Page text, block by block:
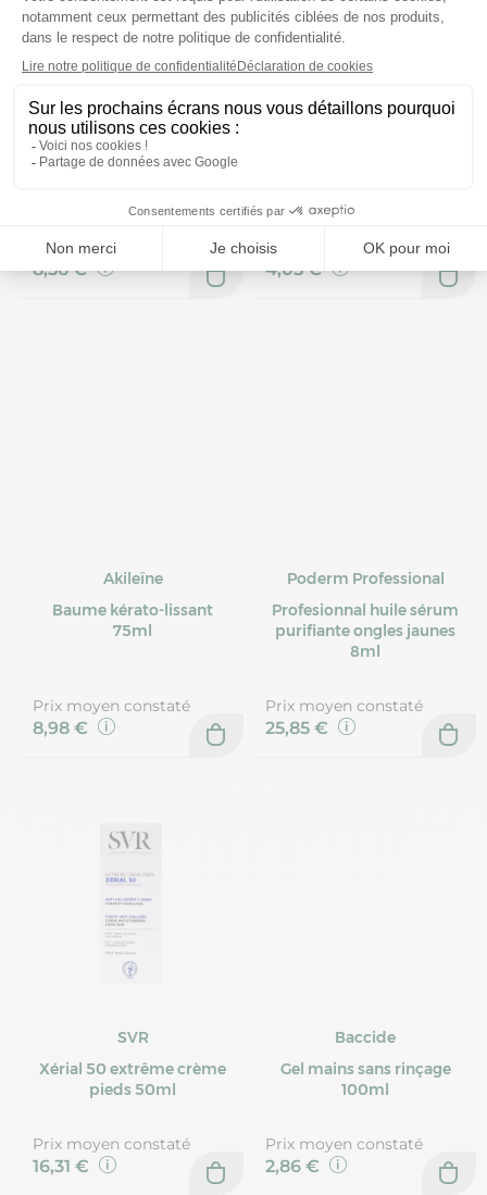
La Roche-Posay
Cicaplast mains crème
Prix moyen constaté
8,56 €
Prix moyen constaté
4,05 €
Akileïne
Baume kérato-lissant
75ml
Prix moyen constaté
8,98 €
Poderm Professional
Profesionnal huile sérum
purifiante ongles jaunes
8ml
Prix moyen constaté
25,85 €
SVR
Xérial 50 extrême crème
pieds 50ml
Prix moyen constaté
16,31 €
Baccide
Gel mains sans rinçage
100ml
Prix moyen constaté
2,86 €